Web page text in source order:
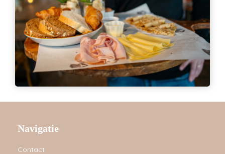
Navigatie
Contact